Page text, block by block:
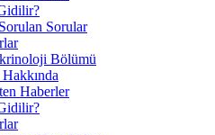
Sorular
Bölümü
Haberler